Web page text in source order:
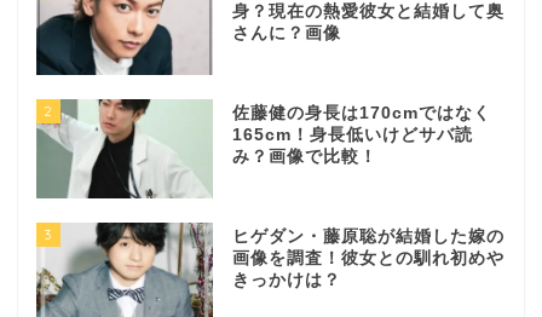
身？現在の熱愛彼女と結婚して奥
さんに？画像
2
佐藤健の身長は170cmではなく
165cm！身長低いけどサバ読
み？画像で比較！
3
ヒゲダン・藤原聡が結婚した嫁の
画像を調査！彼女との馴れ初めや
きっかけは？